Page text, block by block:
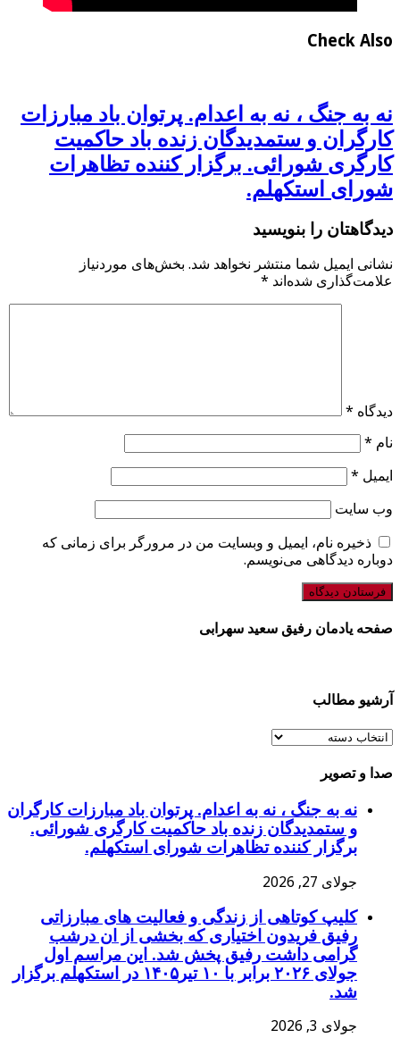
Check Also
نه به جنگ ، نه به اعدام. پرتوان باد مبارزات
کارگران و ستمدیدگان زنده باد حاکمیت
کارگری شورائی. برگزار کننده تظاهرات
شورای استکهلم.
دیدگاهتان را بنویسید
نشانی ایمیل شما منتشر نخواهد شد. بخش‌های موردنیاز
علامت‌گذاری شده‌اند *
دیدگاه *
نام *
ایمیل *
وب‌ سایت
ذخیره نام، ایمیل و وبسایت من در مرورگر برای زمانی که
دوباره دیدگاهی می‌نویسم.
صفحه یادمان رفیق سعید سهرابی
آرشیو مطالب
آرشیو
صدا و تصویر
نه به جنگ ، نه به اعدام. پرتوان باد مبارزات کارگران
و ستمدیدگان زنده باد حاکمیت کارگری شورائی.
برگزار کننده تظاهرات شورای استکهلم.
جولای 27, 2026
کلیپ کوتاهی از زندگی و فعالیت های مبارزاتی
رفیق فریدون اختیاری که بخشی از ان درشب
گرامی داشت رفیق پخش شد. این مراسم اول
جولای ۲۰۲۶ برابر با ۱۰ تیر۱۴۰۵ در استکهلم برگزار
شد.
جولای 3, 2026